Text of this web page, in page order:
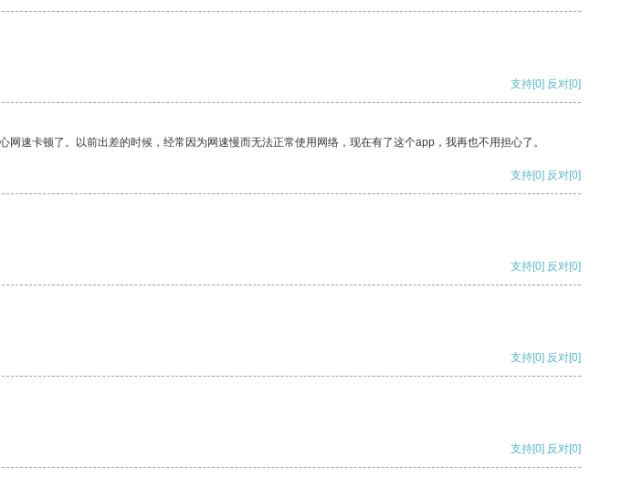
支持[0] 反对[0]
速卡顿了。以前出差的时候，经常因为网速慢而无法正常使用网络，现在有了这个app，我再也不用担心了。
支持[0] 反对[0]
支持[0] 反对[0]
支持[0] 反对[0]
支持[0] 反对[0]